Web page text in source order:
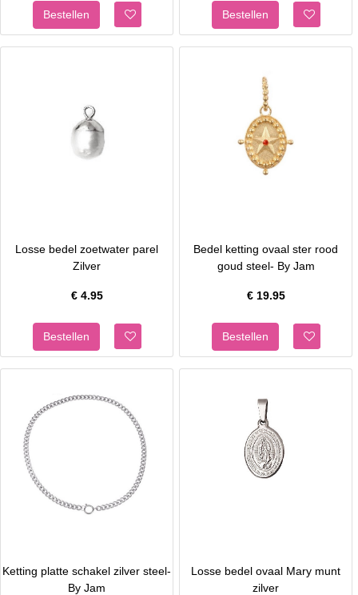
Losse bedel zoetwater parel
Zilver
€ 4.95
Bedel ketting ovaal ster rood
goud steel- By Jam
€ 19.95
Ketting platte schakel zilver steel-
By Jam
Losse bedel ovaal Mary munt
zilver